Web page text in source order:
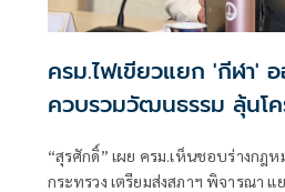
ครม.ไฟเขียวแยก 'กีฬา'
ควบรวมวัฒนธรรม ลุ้นโค
ต้นปี 70
“สุรศักดิ์” เผย ครม.เห็นชอบร่างกฎห
กระทรวง เตรียมส่งสภาฯ พิจารณา แ